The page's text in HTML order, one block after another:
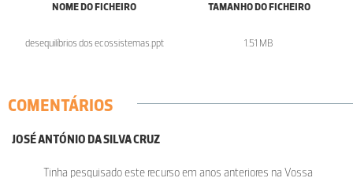
NOME DO FICHEIRO
desequilíbrios dos ecossistemas.ppt
TAMANHO DO FICHEIRO
1.51 MB
COMENTÁRIOS
JOSÉ ANTÓNIO DA SILVA CRUZ
Tinha pesquisado este recurso em anos anteriores na Vossa